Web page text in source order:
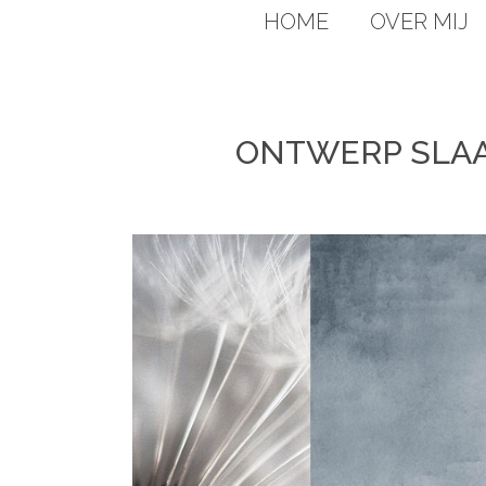
HOME OVER MIJ
ONTWERP